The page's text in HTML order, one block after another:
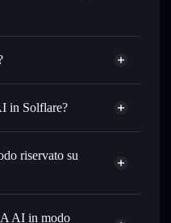
in Solflare?
scambia DUNA in SOL,
Solana al prezzo migliore
riservato su
di privacy
AI in modo